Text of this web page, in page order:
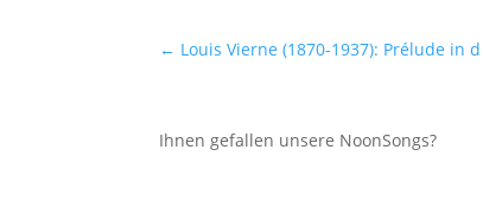
← Louis Vierne (1870-1937): Prélude in d
Ihnen gefallen unsere NoonSongs?